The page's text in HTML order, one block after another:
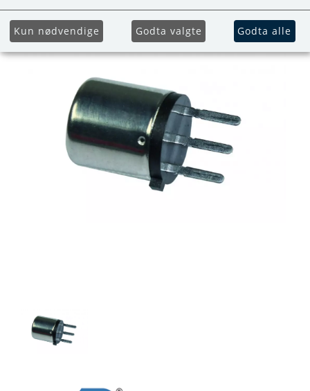
Kun nødvendige Godta valgte Godta alle